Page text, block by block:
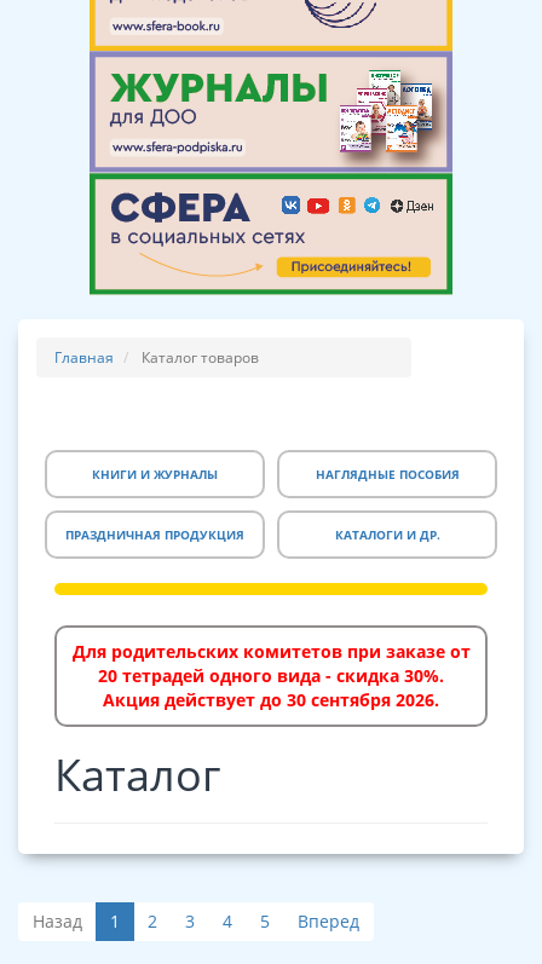
Главная Каталог товаров
КНИГИ И ЖУРНАЛЫ НАГЛЯДНЫЕ ПОСОБИЯ
ПРАЗДНИЧНАЯ ПРОДУКЦИЯ КАТАЛОГИ И ДР.
Для родительских комитетов при заказе от
20 тетрадей одного вида - скидка 30%.
Акция действует до 30 сентября 2026.
Каталог
Назад 1 2 3 4 5 Вперед